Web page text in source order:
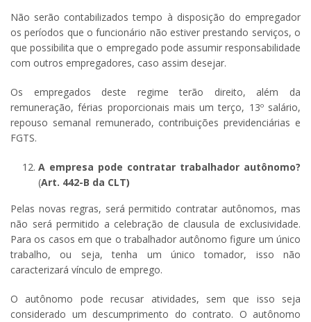
Não serão contabilizados tempo à disposição do empregador
os períodos que o funcionário não estiver prestando serviços, o
que possibilita que o empregado pode assumir responsabilidade
com outros empregadores, caso assim desejar.
Os empregados deste regime terão direito, além da
remuneração, férias proporcionais mais um terço, 13º salário,
repouso semanal remunerado, contribuições previdenciárias e
FGTS.
A empresa pode contratar trabalhador autônomo?
(Art. 442-B da CLT)
Pelas novas regras, será permitido contratar autônomos, mas
não será permitido a celebração de clausula de exclusividade.
Para os casos em que o trabalhador autônomo figure um único
trabalho, ou seja, tenha um único tomador, isso não
caracterizará vínculo de emprego.
O autônomo pode recusar atividades, sem que isso seja
considerado um descumprimento do contrato. O autônomo